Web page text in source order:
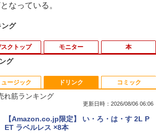
なっている。
グ
2025福袋 数量限定 ノートパソコン 富士
通 NEC DELL 等Core i5 超高速新品SSD
256GB メモリ8GB WIFI Bluetooth 15.6
インチ大画面 中古パソコン アウトレット
Polaris Office付き Win10/Win11選べる!
送料無料 中古ノートパソコン 期限限定
スクトップ
【今だけ】全品ポイント10倍 お買い物マ
ラソン★8/4～8/11★中古パソコン デス
クトップPC EPSON Endeavor ST190E
Core i3 8100T メモリ8GB / 16GB 中古S
SD128GB / 256GB Windows11 Pro 64b
it【送料無料】【1年保証】
モニター
8K DisplayPort ケーブル 1.4規格240Hz
対応 ディスプレイポート ケーブル dpケ
ーブル HDR対応 8K@60HZ/4K@144Hz/
2K@240Hz 32.4Gbps ハイスピード DP
ケーブル ナイロン編み PC テレビ PS5 P
S4 PS3 対応
本
おいしい！イラストレッスン クレパス
で描きました [ momo ]
￥1,518
グ
Anker Soundcore P40i オフホワイト
ュージック
BRUCE WAYNE feat. Flo Milli, ATL Jacob
[Explicit]
ドリンク
れ筋ランキング
更新日時：2026/08/06 06:06
【Amazon.co.jp限定】 い・ろ・は・す 2L P
ET ラベルレス ×8本
コミック